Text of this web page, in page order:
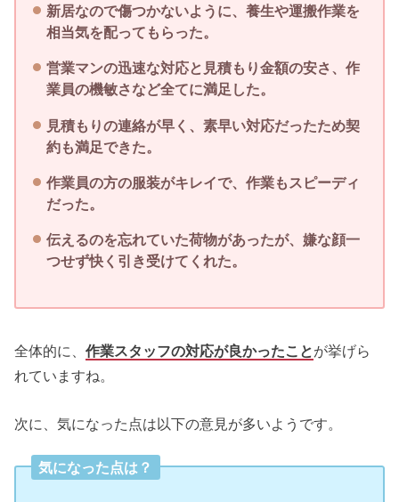
新居なので傷つかないように、養生や運搬作業を
相当気を配ってもらった。
営業マンの迅速な対応と見積もり金額の安さ、作
業員の機敏さなど全てに満足した。
見積もりの連絡が早く、素早い対応だったため契
約も満足できた。
作業員の方の服装がキレイで、作業もスピーディ
だった。
伝えるのを忘れていた荷物があったが、嫌な顔一
つせず快く引き受けてくれた。
全体的に、作業スタッフの対応が良かったことが挙げら
れていますね。
次に、気になった点は以下の意見が多いようです。
気になった点は？